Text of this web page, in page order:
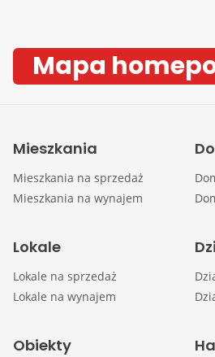
Mapa
Mieszkania
Mieszkania na sprzedaż
Mieszkania na wynajem
Lokale
Lokale na sprzedaż
Lokale na wynajem
Obiekty